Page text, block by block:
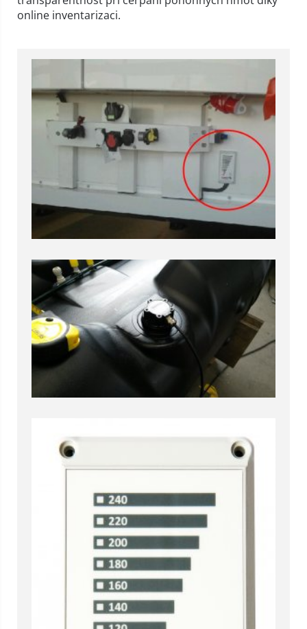
online inventarizaci.